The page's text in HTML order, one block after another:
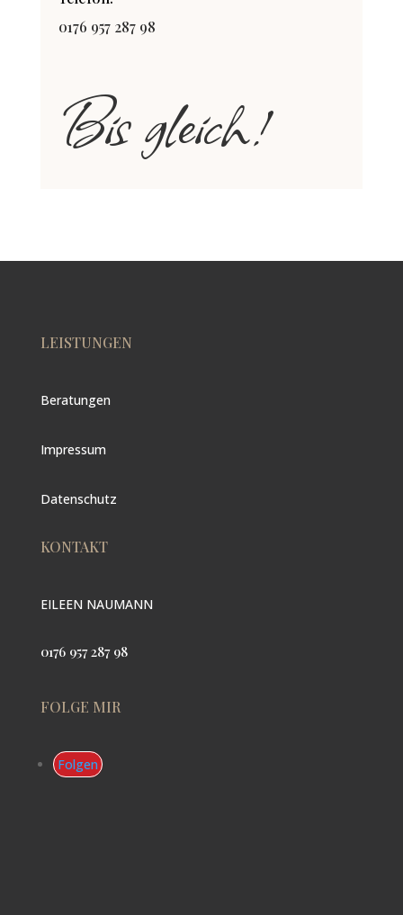
0176 957 287 98
Bis gleich!
LEISTUNGEN
Beratungen
Impressum
Datenschutz
KONTAKT
EILEEN NAUMANN
0176 957 287 98
FOLGE MIR
Folgen